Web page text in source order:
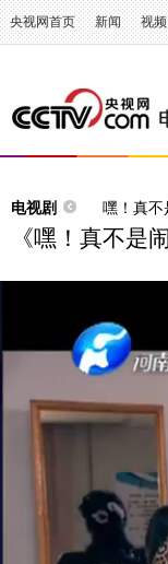
央视网首页 新闻 视频
电视剧 嘿！真不
《嘿！真不是